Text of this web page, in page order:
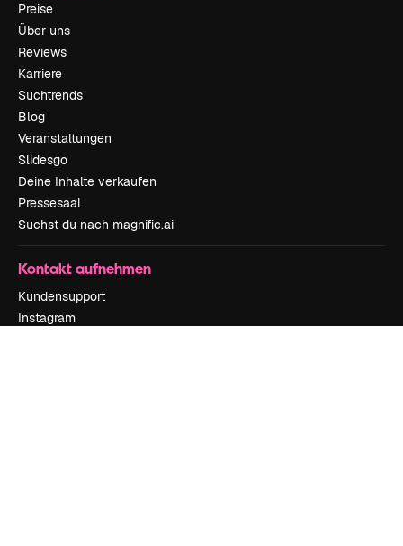
Preise
Über uns
Reviews
Karriere
Suchtrends
Blog
Veranstaltungen
Slidesgo
Deine Inhalte verkaufen
Pressesaal
Suchst du nach magnific.ai
Kontakt aufnehmen
Kundensupport
Instagram